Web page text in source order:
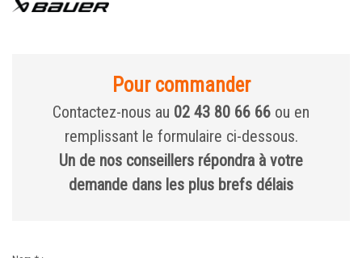
Pour commander
Contactez-nous au 02 43 80 66 66 ou en
remplissant le formulaire ci-dessous.
Un de nos conseillers répondra à votre
demande dans les plus brefs délais